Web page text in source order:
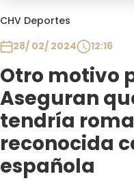
CHV Deportes
28/ 02/ 2024
12:16
Otro motivo
Aseguran
tendría
reconocida
española
Programas
Club De La
Contigo en Directo
Plan Perfecto
El Tiempo
Sabingo
Todos Los